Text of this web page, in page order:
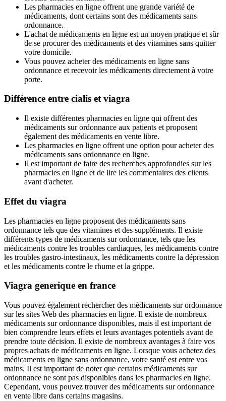
Les pharmacies en ligne offrent une grande variété de
médicaments, dont certains sont des médicaments sans
ordonnance.
L'achat de médicaments en ligne est un moyen pratique et sûr
de se procurer des médicaments et des vitamines sans quitter
votre domicile.
Vous pouvez acheter des médicaments en ligne sans
ordonnance et recevoir les médicaments directement à votre
porte.
Différence entre cialis et viagra
Il existe différentes pharmacies en ligne qui offrent des
médicaments sur ordonnance aux patients et proposent
également des médicaments en vente libre.
Les pharmacies en ligne offrent une option pour acheter des
médicaments sans ordonnance en ligne.
Il est important de faire des recherches approfondies sur les
pharmacies en ligne et de lire les commentaires des clients
avant d'acheter.
Effet du viagra
Les pharmacies en ligne proposent des médicaments sans
ordonnance tels que des vitamines et des suppléments. Il existe
différents types de médicaments sur ordonnance, tels que les
médicaments contre les troubles cardiaques, les médicaments contre
les troubles gastro-intestinaux, les médicaments contre la dépression
et les médicaments contre le rhume et la grippe.
Viagra generique en france
Vous pouvez également rechercher des médicaments sur ordonnance
sur les sites Web des pharmacies en ligne. Il existe de nombreux
médicaments sur ordonnance disponibles, mais il est important de
bien comprendre leurs effets et leurs avantages potentiels avant de
prendre toute décision. Il existe de nombreux avantages à faire vos
propres achats de médicaments en ligne. Lorsque vous achetez des
médicaments en ligne sans ordonnance, votre santé est entre vos
mains. Il est important de noter que certains médicaments sur
ordonnance ne sont pas disponibles dans les pharmacies en ligne.
Cependant, vous pouvez trouver des médicaments sur ordonnance
en vente libre dans certains magasins.